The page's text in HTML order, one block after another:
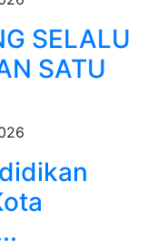
SELALU
SATU